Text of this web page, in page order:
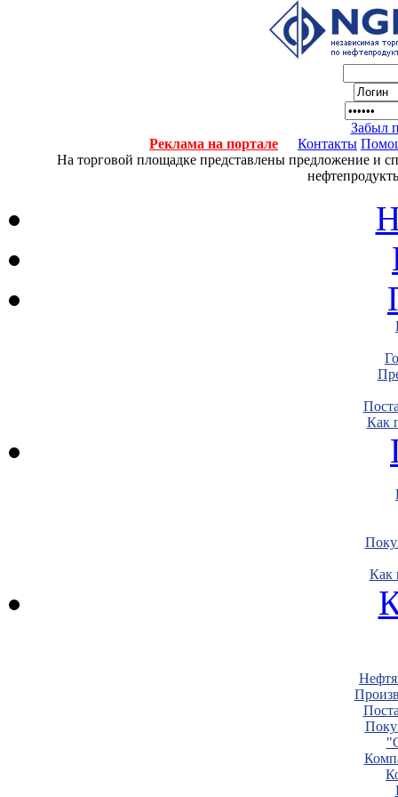
Забыл
Реклама на портале
Контакты
На торговой площадке представлены предложение и
Как
Как